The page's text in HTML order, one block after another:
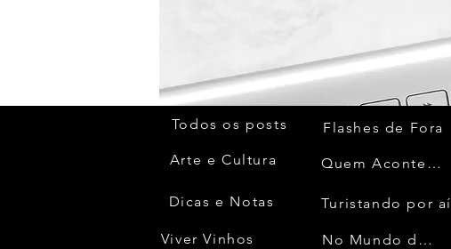
Todos os posts
Arte e Cultura
Dicas e Notas
Viver Vinhos
Flashes de Fora
Quem Acontece
Turistando por aí
No Mundo da Moda